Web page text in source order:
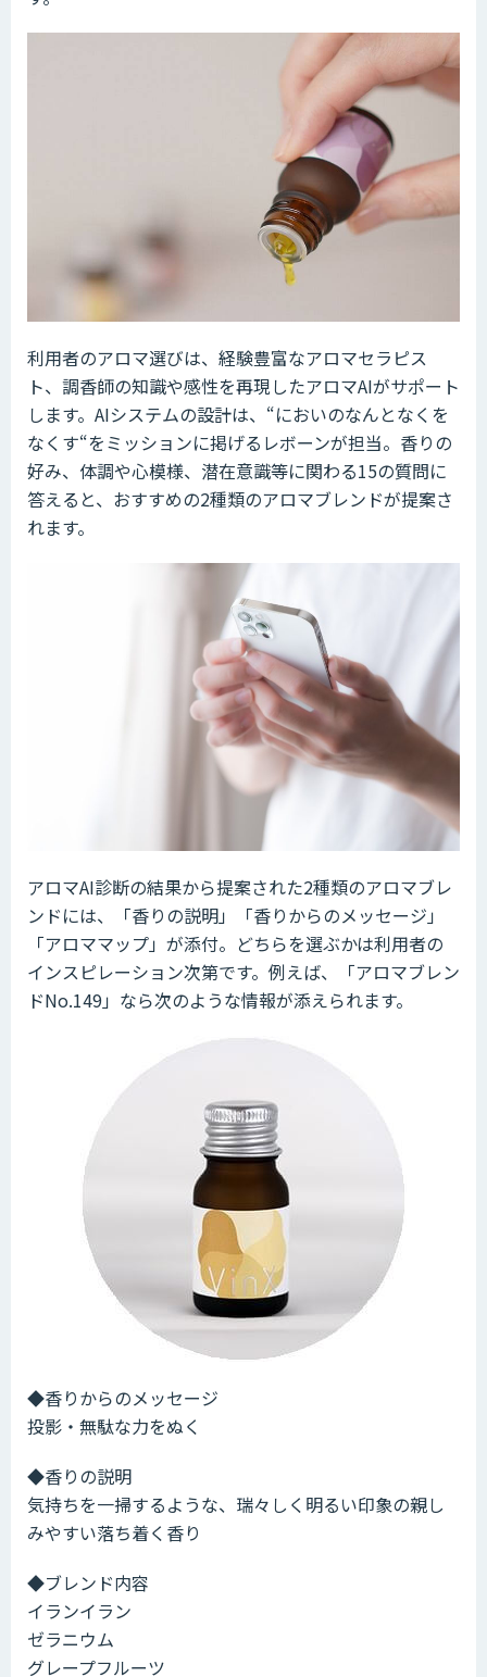
利用者のアロマ選びは、経験豊富なアロマセラピス
ト、調香師の知識や感性を再現したアロマAIがサポート
します。AIシステムの設計は、“においのなんとなくを
なくす“をミッションに掲げるレボーンが担当。香りの
好み、体調や心模様、潜在意識等に関わる15の質問に
答えると、おすすめの2種類のアロマブレンドが提案さ
れます。
アロマAI診断の結果から提案された2種類のアロマブレ
ンドには、「香りの説明」「香りからのメッセージ」
「アロママップ」が添付。どちらを選ぶかは利用者の
インスピレーション次第です。例えば、「アロマブレン
ドNo.149」なら次のような情報が添えられます。
◆香りからのメッセージ
投影・無駄な力をぬく
◆香りの説明
気持ちを一掃するような、瑞々しく明るい印象の親し
みやすい落ち着く香り
◆ブレンド内容
イランイラン
ゼラニウム
グレープフルーツ